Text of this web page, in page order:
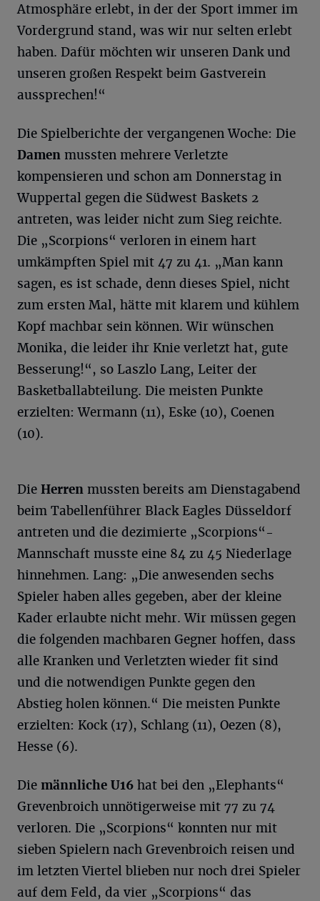
Atmosphäre erlebt, in der der Sport immer im
Vordergrund stand, was wir nur selten erlebt
haben. Dafür möchten wir unseren Dank und
unseren großen Respekt beim Gastverein
aussprechen!“
Die Spielberichte der vergangenen Woche: Die
Damen mussten mehrere Verletzte
kompensieren und schon am Donnerstag in
Wuppertal gegen die Südwest Baskets 2
antreten, was leider nicht zum Sieg reichte.
Die „Scorpions“ verloren in einem hart
umkämpften Spiel mit 47 zu 41. „Man kann
sagen, es ist schade, denn dieses Spiel, nicht
zum ersten Mal, hätte mit klarem und kühlem
Kopf machbar sein können. Wir wünschen
Monika, die leider ihr Knie verletzt hat, gute
Besserung!“, so Laszlo Lang, Leiter der
Basketballabteilung. Die meisten Punkte
erzielten: Wermann (11), Eske (10), Coenen
(10).
Die Herren mussten bereits am Dienstagabend
beim Tabellenführer Black Eagles Düsseldorf
antreten und die dezimierte „Scorpions“-
Mannschaft musste eine 84 zu 45 Niederlage
hinnehmen. Lang: „Die anwesenden sechs
Spieler haben alles gegeben, aber der kleine
Kader erlaubte nicht mehr. Wir müssen gegen
die folgenden machbaren Gegner hoffen, dass
alle Kranken und Verletzten wieder fit sind
und die notwendigen Punkte gegen den
Abstieg holen können.“ Die meisten Punkte
erzielten: Kock (17), Schlang (11), Oezen (8),
Hesse (6).
Die männliche U16 hat bei den „Elephants“
Grevenbroich unnötigerweise mit 77 zu 74
verloren. Die „Scorpions“ konnten nur mit
sieben Spielern nach Grevenbroich reisen und
im letzten Viertel blieben nur noch drei Spieler
auf dem Feld, da vier „Scorpions“ das